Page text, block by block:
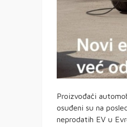
Proizvođači
osuđeni su na
neprodatih EV u